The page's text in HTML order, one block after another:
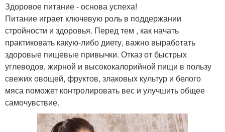
Здоровое питание - основа успеха!
Питание играет ключевую роль в поддержании
стройности и здоровья. Перед тем , как начать
практиковать какую-либо диету, важно выработать
здоровые пищевые привычки. Отказ от быстрых
углеводов, жирной и высококалорийной пищи в пользу
свежих овощей, фруктов, злаковых культур и белого
мяса поможет контролировать вес и улучшить общее
самочувствие.